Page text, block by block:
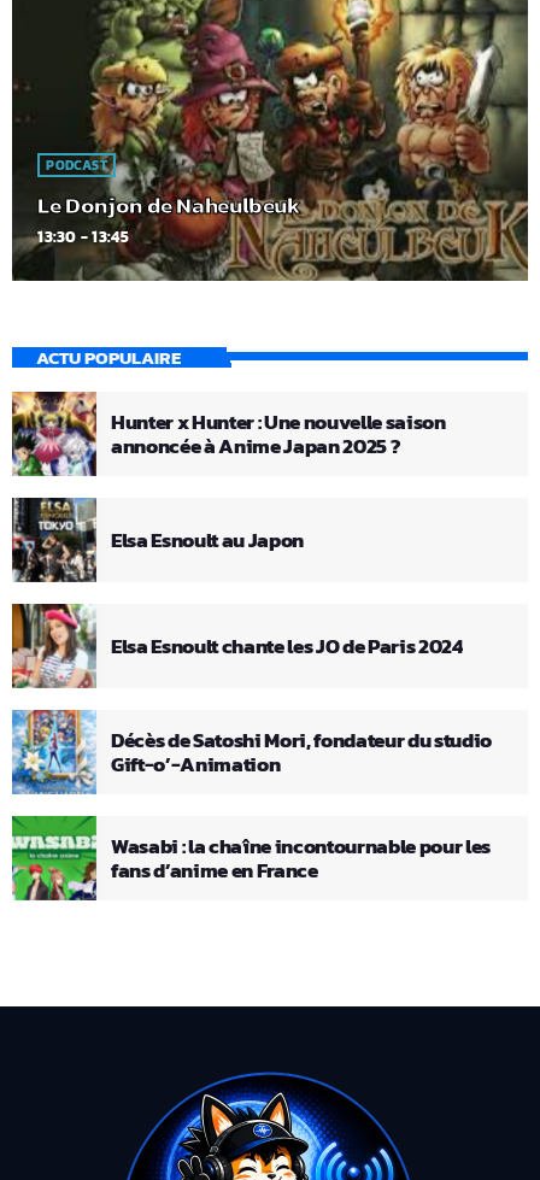
PODCAST
Le Donjon de Naheulbeuk
13:30 - 13:45
ACTU POPULAIRE
Hunter x Hunter : Une nouvelle saison
annoncée à Anime Japan 2025 ?
Elsa Esnoult au Japon
Elsa Esnoult chante les JO de Paris 2024
Décès de Satoshi Mori, fondateur du studio
Gift-o’-Animation
Wasabi : la chaîne incontournable pour les
fans d’anime en France